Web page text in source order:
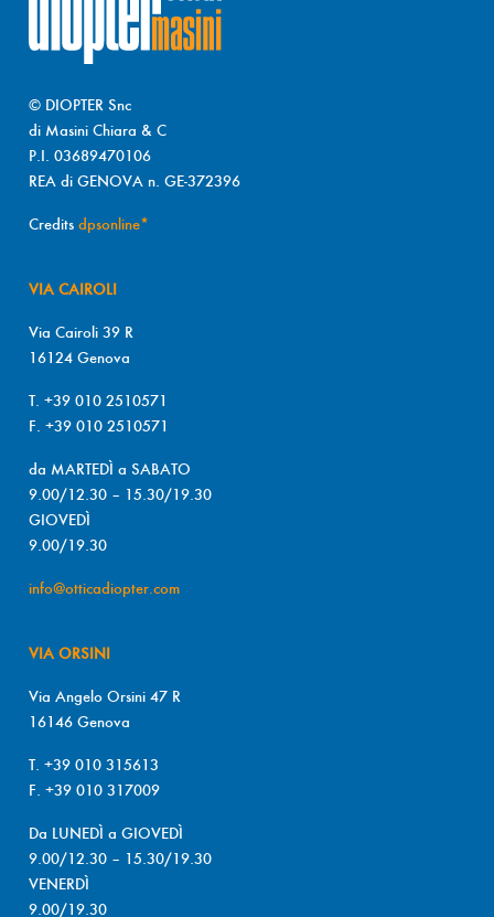
© DIOPTER Snc
di Masini Chiara & C
P.I. 03689470106
REA di GENOVA n. GE-372396
Credits dpsonline*
VIA CAIROLI
Via Cairoli 39 R
16124 Genova
T. +39 010 2510571
F. +39 010 2510571
da MARTEDÌ a SABATO
9.00/12.30 – 15.30/19.30
GIOVEDÌ
9.00/19.30
info@otticadiopter.com
VIA ORSINI
Via Angelo Orsini 47 R
16146 Genova
T. +39 010 315613
F. +39 010 317009
Da LUNEDÌ a GIOVEDÌ
9.00/12.30 – 15.30/19.30
VENERDÌ
9.00/19.30